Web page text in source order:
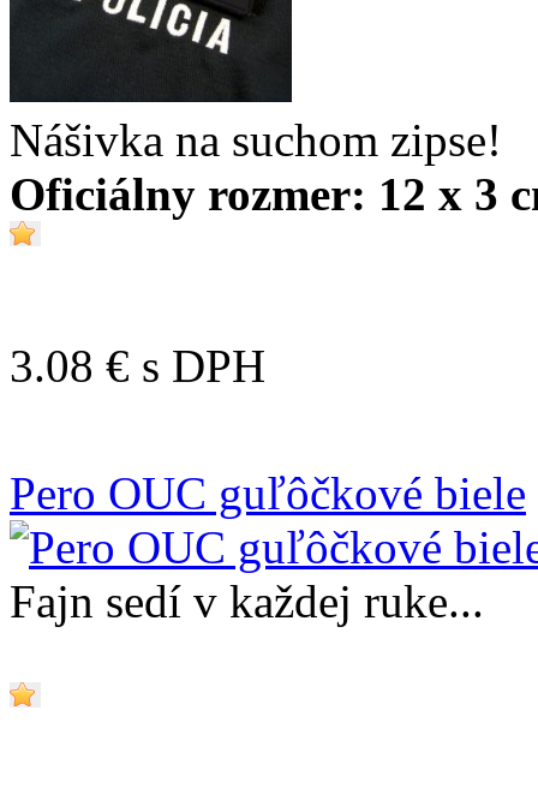
Nášivka na suchom zipse!
Oficiálny rozmer: 12 x 3
3.08 € s DPH
Pero OUC guľôčkové biele
Fajn sedí v každej ruke...